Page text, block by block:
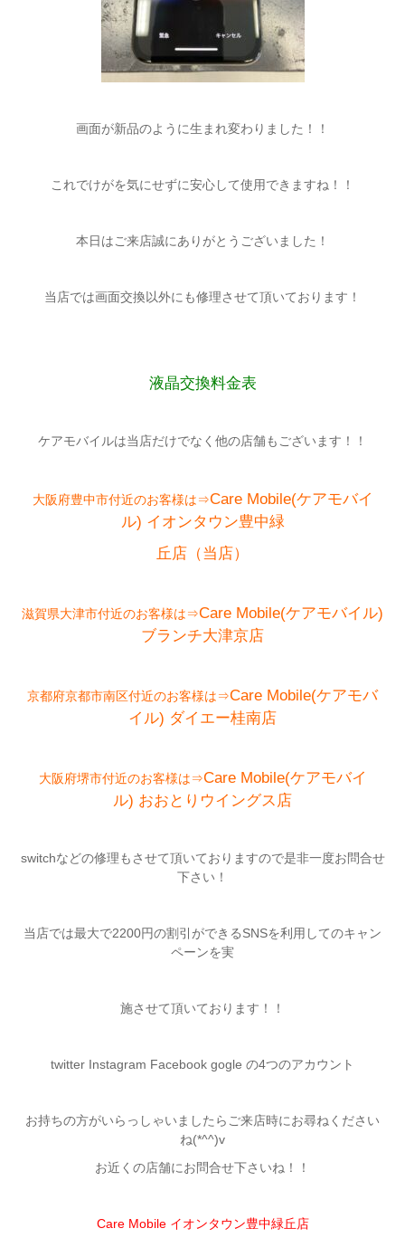
画面が新品のように生まれ変わりました！！
これでけがを気にせずに安心して使用できますね！！
本日はご来店誠にありがとうございました！
当店では画面交換以外にも修理させて頂いております！
液晶交換料金表
ケアモバイルは当店だけでなく他の店舗もございます！！
大阪府豊中市付近のお客様は⇒Care Mobile(ケアモバイ
ル) イオンタウン豊中緑
丘店（当店）
滋賀県大津市付近のお客様は⇒Care Mobile(ケアモバイル)
ブランチ大津京店
京都府京都市南区付近のお客様は⇒Care Mobile(ケアモバ
イル) ダイエー桂南店
大阪府堺市付近のお客様は⇒Care Mobile(ケアモバイ
ル) おおとりウイングス店
switchなどの修理もさせて頂いておりますので是非一度お問合せ
下さい！
当店では最大で2200円の割引ができるSNSを利用してのキャン
ペーンを実
施させて頂いております！！
twitter Instagram Facebook gogle の4つのアカウント
お持ちの方がいらっしゃいましたらご来店時にお尋ねください
ね(*^^)v
お近くの店舗にお問合せ下さいね！！
Care Mobile イオンタウン豊中緑丘店